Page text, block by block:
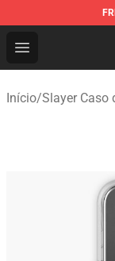
Open menu
Slayer Store
Início/Slayer Caso